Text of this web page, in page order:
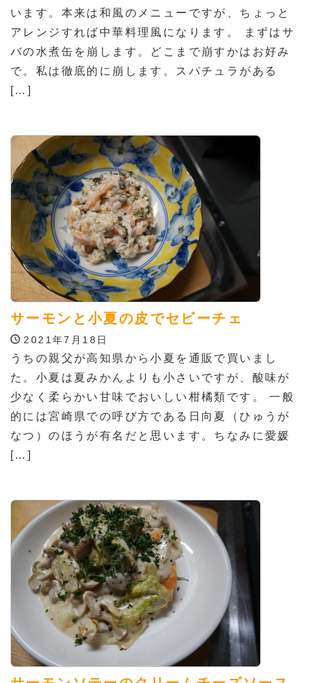
います。本来は和風のメニューですが、ちょっと
アレンジすれば中華料理風になります。 まずはサ
バの水煮缶を崩します。どこまで崩すかはお好み
で。私は徹底的に崩します。スパチュラがある
[…]
サーモンと小夏の皮でセビーチェ
2021年7月18日
うちの親父が高知県から小夏を通販で買いまし
た。小夏は夏みかんよりも小さいですが、酸味が
少なく柔らかい甘味でおいしい柑橘類です。 一般
的には宮崎県での呼び方である日向夏（ひゅうが
なつ）のほうが有名だと思います。ちなみに愛媛
[…]